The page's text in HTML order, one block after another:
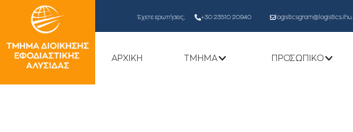
Έχετε ερωτήσεις; +30 23510 20940
ΑΡΧΙΚΗ ΤΜΗΜΑ ΠΡΟΣΩΠΙΚΌ